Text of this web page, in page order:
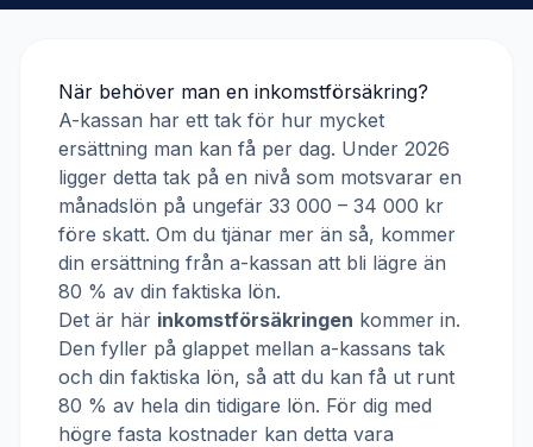
När behöver man en inkomstförsäkring?
A-kassan har ett tak för hur mycket
ersättning man kan få per dag. Under 2026
ligger detta tak på en nivå som motsvarar en
månadslön på ungefär 33 000 – 34 000 kr
före skatt. Om du tjänar mer än så, kommer
din ersättning från a-kassan att bli lägre än
80 % av din faktiska lön.
Det är här inkomstförsäkringen kommer in.
Den fyller på glappet mellan a-kassans tak
och din faktiska lön, så att du kan få ut runt
80 % av hela din tidigare lön. För dig med
högre fasta kostnader kan detta vara